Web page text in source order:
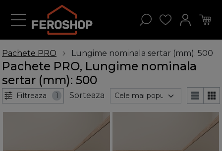
Pachete PRO Lungime nominala sertar (mm): 500
Pachete PRO, Lungime nominala
sertar (mm): 500
Filtreaza 1 Sorteaza